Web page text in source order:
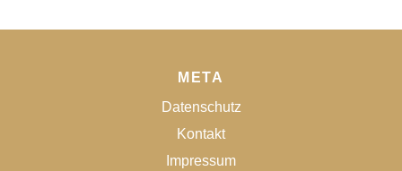
META
Datenschutz
Kontakt
Impressum